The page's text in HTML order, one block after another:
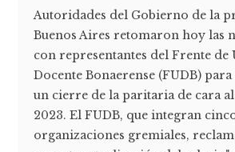
Autoridades del Gobierno de la
Buenos Aires retomaron hoy las
con representantes del Frente de
Docente Bonaerense (FUDB)
un cierre de la paritaria de cara
2023. El FUDB, que integran
organizaciones gremiales,